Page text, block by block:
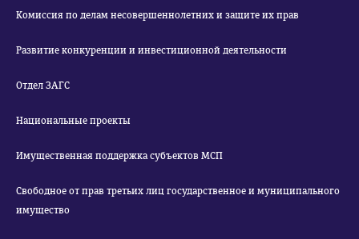
Комиссия по делам несовершеннолетних и защите их прав
Развитие конкуренции и инвестиционной деятельности
Отдел ЗАГС
Национальные проекты
Имущественная поддержка субъектов МСП
Свободное от прав третьих лиц государственное и муниципального
имущество